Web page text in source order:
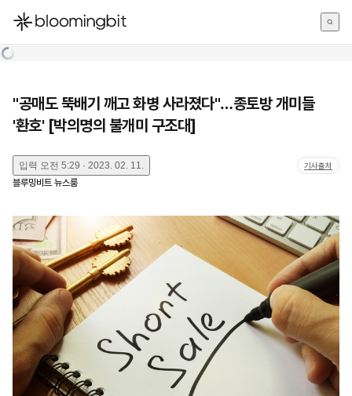
한국어
"공매도 뚝배기 깨고 화병 사라졌다"…종토방 개미들
'환호' [박의명의 불개미 구조대]
입력 오전 5:29 · 2023. 02. 11. 기사출처
블루밍비트 뉴스룸